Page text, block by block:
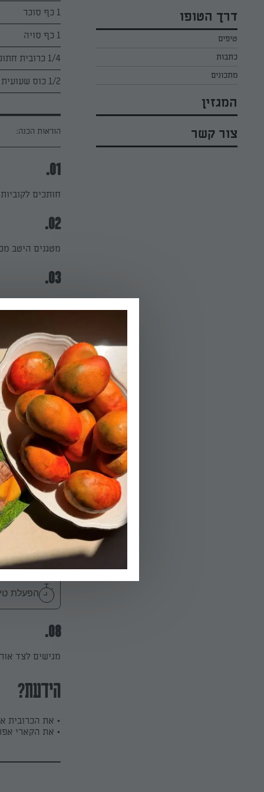
סלטים לפסח
עוגיות לפסח
קארין בנולול
מירי כהן
רובי מיכאל
דרך הטופו
טיפים
כתבות
מתכונים
המגזין
צור קשר
1 כף סוכר
1 כף סויה
1/4 כרובית חתוכה לפרחים
1/2 כוס שעועית ירוקה קפואה סנפרוסט
הוראות הכנה:
01.
חותכים
02.
מטגנים היטב
03.
במחבת נפרדת
04.
מוסיפים
05.
מוסיפים את
06.
מוסיפים את
הפעלת טיימר
07.
מוסיפים את
הפעלת טיימר
08.
מגישים לצד
הידעת?
• את הכרובית
• את הקארי